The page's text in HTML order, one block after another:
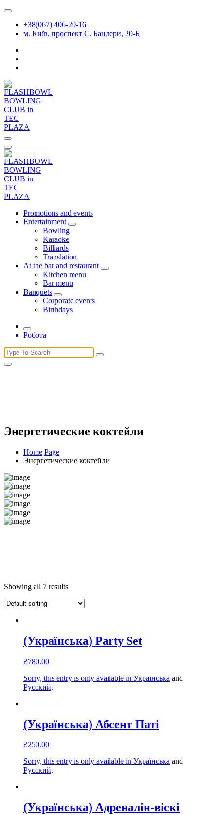
Skip
content+38(067) 406-20-16
м. Київ, проспект С. Бандери, 20-Б
Promotions and events
Entertainment
Bowling
Karaoke
Billiards
Translation
At the bar and restaurant
Kitchen menu
Bar menu
Banquets
Corporate events
Birthdays
Робота
Search
for:
Энергетические коктейли
Home Page
Энергетические коктейли
Showing all 7 results
(Українська) Party Set
₴780.00
Sorry, this entry is only available in Українська and
Русский.
(Українська) Абсент Паті
₴250.00
Sorry, this entry is only available in Українська and
Русский.
(Українська) Адреналін-віскі